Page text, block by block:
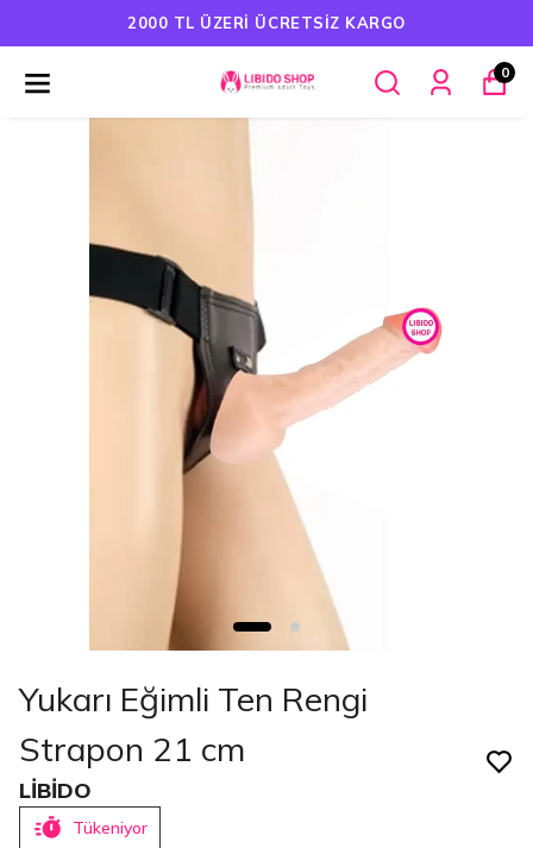
2000 TL ÜZERI ÜCRETSIZ KARGO
0
Yukarı Eğimli Ten Rengi
Strapon 21 cm
LİBİDO
Tükeniyor